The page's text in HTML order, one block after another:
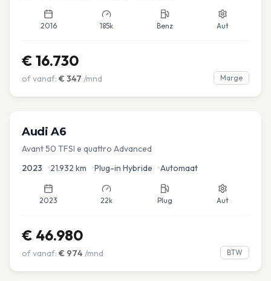
2016 185k Benz Aut
€ 16.730
of vanaf: € 347 /mnd Marge
Audi A6
Avant 50 TFSI e quattro Advanced
2023 •21.932 km •Plug-in Hybride •Automaat
2023 22k Plug Aut
€ 46.980
of vanaf: € 974 /mnd BTW